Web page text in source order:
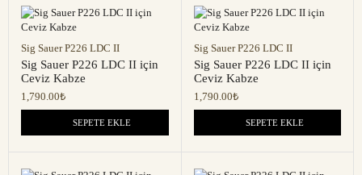
Sig Sauer P226 LDC II
Sig Sauer P226 LDC II için
Ceviz Kabze
1,790.00₺
SEPETE EKLE
Sig Sauer P226 LDC II
Sig Sauer P226 LDC II için
Ceviz Kabze
1,790.00₺
SEPETE EKLE